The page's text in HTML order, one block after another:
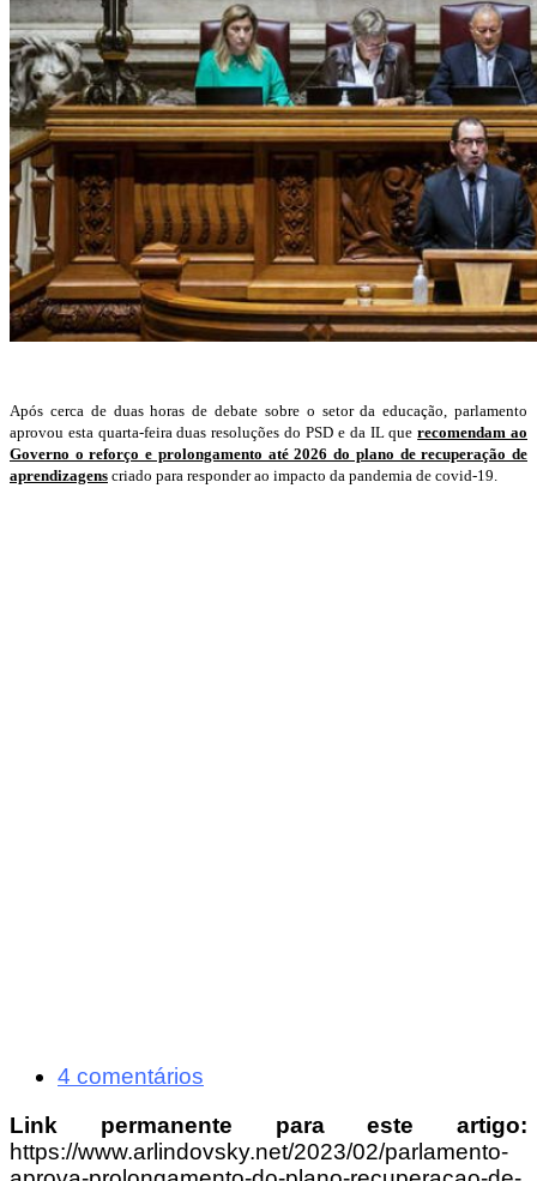
Após cerca de duas horas de debate sobre o setor da educação, parlamento
aprovou esta quarta-feira duas resoluções do PSD e da IL querecomendam ao
Governo o reforço e prolongamento até 2026 do plano de recuperação de
aprendizagens criado para responder ao impacto da pandemia de covid-19.
4 comentários
Link permanente para este artigo:
https://www.arlindovsky.net/2023/02/parlamento-